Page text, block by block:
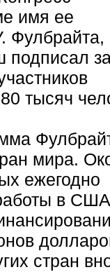
имя ее
Фулбрайта,
тысяч
мира.
ежегодно
в
стран